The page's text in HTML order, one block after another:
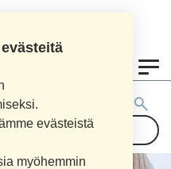
evästeistä
myöhemmin